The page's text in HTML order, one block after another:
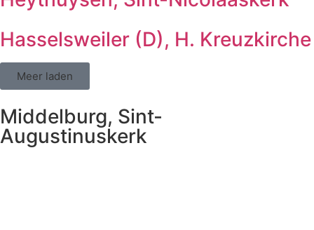
Hasselsweiler (D), H. Kreuzkirche
Meer laden
Middelburg, Sint-
Augustinuskerk